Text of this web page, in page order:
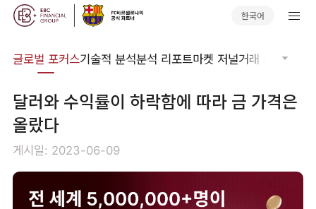
한국어
글로벌 포커스기술적 분석분석 리포트마켓 저널거래 소프트웨어
달러와 수익률이 하락함에 따라 금 가격은
올랐다
게시일: 2023-06-09